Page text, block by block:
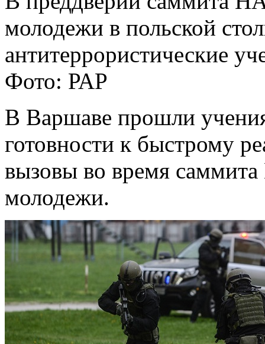
молодежи в польской
антитеррористические
Фото: РАР
В Варшаве прошли
готовности к быстрому
вызовы во время
молодежи.